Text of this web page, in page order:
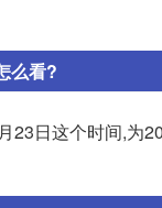
么看?
日这个时间,为